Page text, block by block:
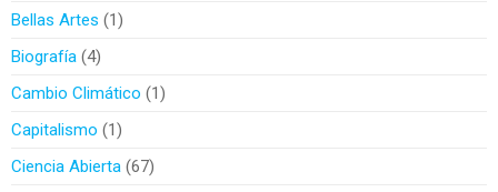
Bellas Artes
1
Biografía 4
Cambio Climático
1
Capitalismo
1
Ciencia Abierta 67